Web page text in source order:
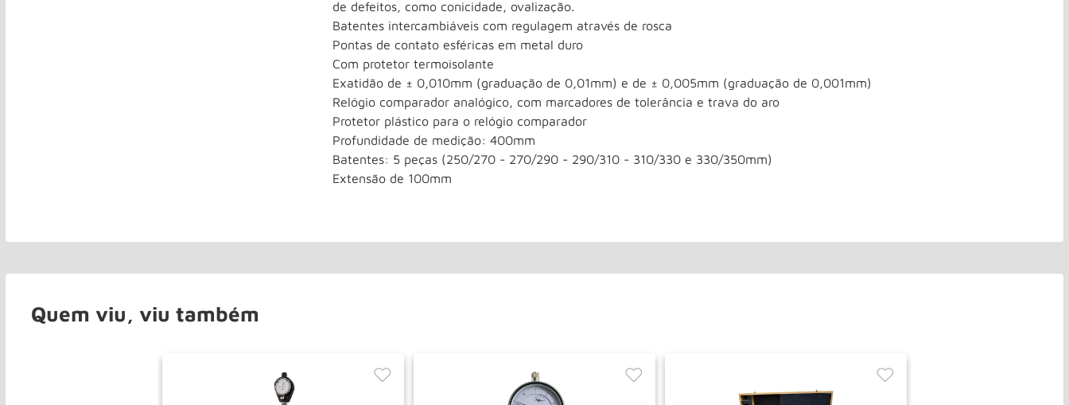
de defeitos, como conicidade, ovalização.
Batentes intercambiáveis com regulagem através de rosca
Pontas de contato esféricas em metal duro
Com protetor termoisolante
Exatidão de ± 0,010mm (graduação de 0,01mm) e de ± 0,005mm (graduação de 0,001mm)
Relógio comparador analógico, com marcadores de tolerância e trava do aro
Protetor plástico para o relógio comparador
Profundidade de medição: 400mm
Batentes: 5 peças (250/270 - 270/290 - 290/310 - 310/330 e 330/350mm)
Extensão de 100mm
Quem viu, viu também